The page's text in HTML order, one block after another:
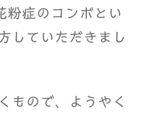
症のコンボとい
していただきまし
もので、ようやく